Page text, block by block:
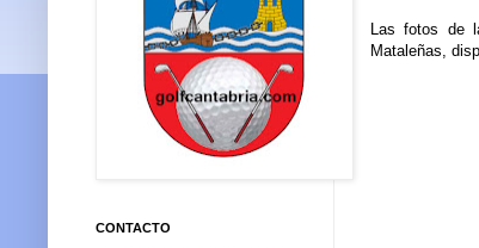
Las fotos de
Mataleñas,
CONTACTO